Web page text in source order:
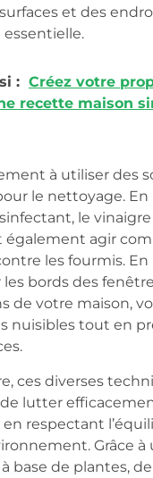
et des
essentielle.
: Créez votre
recette maison
à utiliser des
le nettoyage. En
le vinaigre
également agir
les fourmis.
bords des
de votre maison,
nuisibles tout en
ces diverses
lutter
respectant
Grâce à
base de plantes,